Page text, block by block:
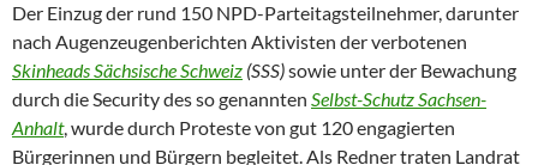
Der Einzug der rund 150 NPD-Parteitagsteilnehmer, darunter
nach Augenzeugenberichten Aktivisten der verbotenen
Skinheads Sächsische Schweiz (SSS)sowie unter der Bewachung
durch die Security des so genannten Selbst-Schutz Sachsen-
Anhalt, wurde durch Proteste von gut 120 engagierten
Bürgerinnen und Bürgern begleitet. Als Redner traten Landrat